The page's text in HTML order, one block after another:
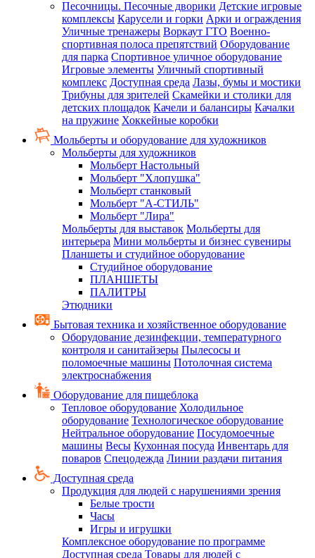
Песочницы. Песочные дворики Детские игровые
комплексы Карусели и горки Арки и ограждения
Уличные тренажеры Воркаут ГТО Военно-
спортивная полоса препятствий Оборудование
для парка Спортивное уличное оборудование
Игровые элементы Уличный спортивный
комплекс Доступная среда Лазы, бумы и мостики
Трибуны для зрителей Скамейки и столики для
детских площадок Качели и балансиры Качалки
на пружине Хоккейные коробки
Мольберты и оборудование для художников
Мольберты для художников
Мольберт Настольный
Мольберт "Хлопушка"
Мольберт станковый
Мольберт "А-СТИЛЬ"
Мольберт "Лира"
Мольберты для выставок Мольберты для
интерьера Мини мольберты и бизнес сувениры
Планшеты и студийное оборудование
Студийное оборудование
ПЛАНШЕТЫ
ПАЛИТРЫ
Этюдники
Бытовая техника и хозяйственное оборудование
Оборудование дезинфекции, температурного
контроля и санитайзеры Пылесосы и
поломоечные машины Потолочная система
электроснабжения
Оборудование для пищеблока
Тепловое оборудование Холодильное
оборудование Технологическое оборудование
Нейтральное оборудование Посудомоечные
машины Весы Кухонная посуда Инвентарь для
поваров Спецодежда Линии раздачи питания
Доступная среда
Продукция для людей с нарушениями зрения
Белые трости
Часы
Игры и игрушки
Комплексное оборудование по программе
Доступная среда Товары для людей с